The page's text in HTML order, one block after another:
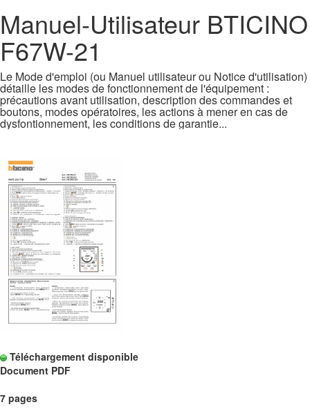
Manuel-Utilisateur BTICINO
F67W-21
Le Mode d'emploi (ou Manuel utilisateur ou Notice d'utilisation)
détaille les modes de fonctionnement de l'équipement :
précautions avant utilisation, description des commandes et
boutons, modes opératoires, les actions à mener en cas de
dysfontionnement, les conditions de garantie...
Téléchargement disponible
Document PDF
7 pages